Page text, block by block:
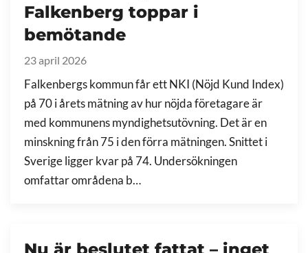
Falkenberg toppar i
bemötande
23 april 2026
Falkenbergs kommun får ett NKI (Nöjd Kund Index)
på 70 i årets mätning av hur nöjda företagare är
med kommunens myndighetsutövning. Det är en
minskning från 75 i den förra mätningen. Snittet i
Sverige ligger kvar på 74. Undersökningen
omfattar områdena b…